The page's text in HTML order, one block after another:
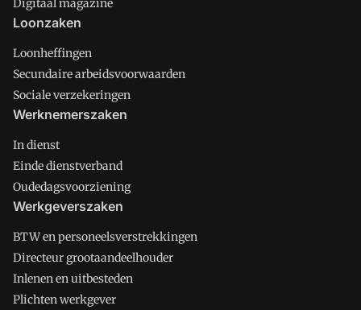
Digitaal magazine
Loonzaken
Loonheffingen
Secundaire arbeidsvoorwaarden
Sociale verzekeringen
Werknemerszaken
In dienst
Einde dienstverband
Oudedagsvoorziening
Werkgeverszaken
BTW en personeelsverstrekkingen
Directeur grootaandeelhouder
Inlenen en uitbesteden
Plichten werkgever